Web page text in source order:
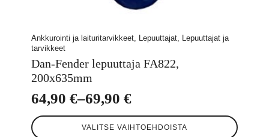
Ankkurointi ja laituritarvikkeet, Lepuuttajat, Lepuuttajat ja
tarvikkeet
Dan-Fender lepuuttaja FA822,
200x635mm
64,90 €–69,90 €
Hintaluokka:
64,90 €
VALITSE VAIHTOEHDOISTA
Tällä
tuotteella